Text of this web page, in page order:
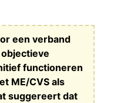
een verband
functioneren
ME/CVS als
suggereert dat